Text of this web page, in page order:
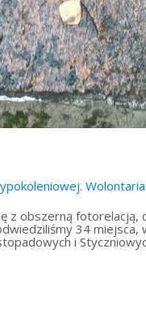
z obszerną
34
i